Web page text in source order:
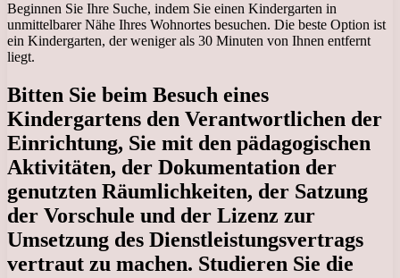
Beginnen Sie Ihre Suche, indem Sie einen Kindergarten in
unmittelbarer Nähe Ihres Wohnortes besuchen. Die beste Option ist
ein Kindergarten, der weniger als 30 Minuten von Ihnen entfernt
liegt.
Bitten Sie beim Besuch eines
Kindergartens den Verantwortlichen der
Einrichtung, Sie mit den pädagogischen
Aktivitäten, der Dokumentation der
genutzten Räumlichkeiten, der Satzung
der Vorschule und der Lizenz zur
Umsetzung des Dienstleistungsvertrags
vertraut zu machen. Studieren Sie die